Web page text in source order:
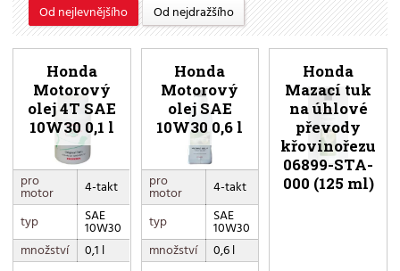
Od nejlevnějšího Od nejdražšího
Honda
Motorový
olej 4T SAE
10W30 0,1 l
pro
motor
4-takt
typ
SAE
10W30
množství
0,1 l
Honda
Motorový
olej SAE
10W30 0,6 l
pro
motor
4-takt
typ
SAE
10W30
množství
0,6 l
Honda
Mazací tuk
na úhlové
převody
křovinořezu
06899-STA-
000 (125 ml)